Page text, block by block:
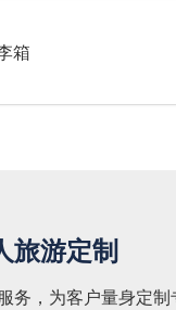
箱
旅游定制
务，为客户量身定制